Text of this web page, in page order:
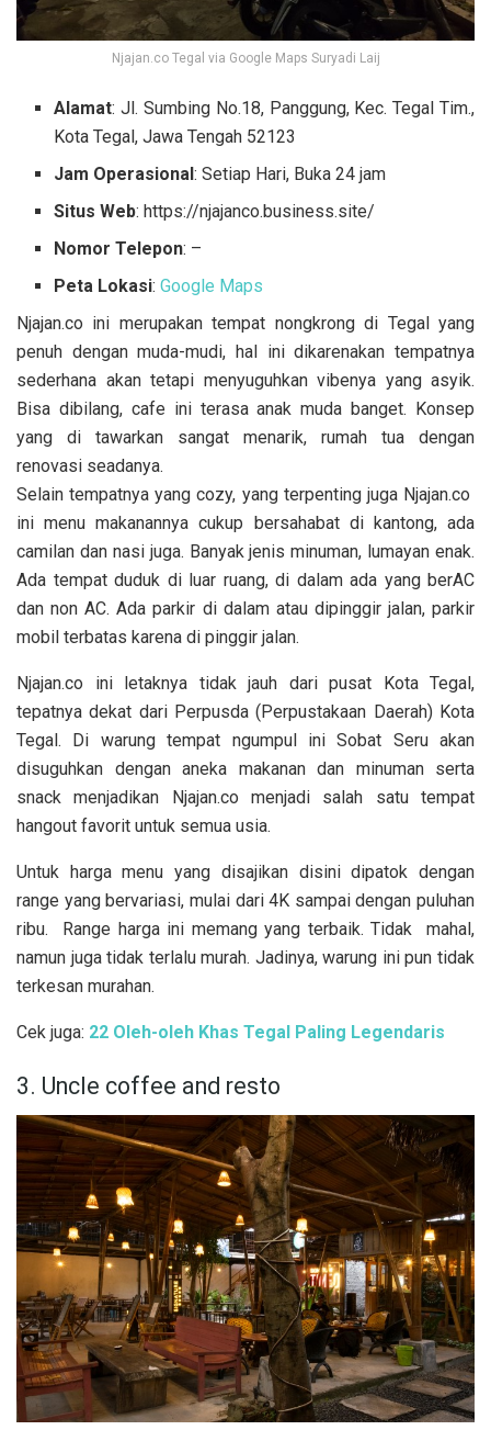
Njajan.co Tegal via Google Maps Suryadi Laij
Alamat: Jl. Sumbing No.18, Panggung, Kec. Tegal Tim.,
Kota Tegal, Jawa Tengah 52123
Jam Operasional: Setiap Hari, Buka 24 jam
Situs Web: https://njajanco.business.site/
Nomor Telepon: –
Peta Lokasi:Google Maps
Njajan.co ini merupakan tempat nongkrong di Tegal yang
penuh dengan muda-mudi, hal ini dikarenakan tempatnya
sederhana akan tetapi menyuguhkan vibenya yang asyik.
Bisa dibilang, cafe ini terasa anak muda banget. Konsep
yang di tawarkan sangat menarik, rumah tua dengan
renovasi seadanya.
Selain tempatnya yang cozy, yang terpenting juga Njajan.co
ini menu makanannya cukup bersahabat di kantong, ada
camilan dan nasi juga. Banyak jenis minuman, lumayan enak.
Ada tempat duduk di luar ruang, di dalam ada yang berAC
dan non AC. Ada parkir di dalam atau dipinggir jalan, parkir
mobil terbatas karena di pinggir jalan.
Njajan.co ini letaknya tidak jauh dari pusat Kota Tegal,
tepatnya dekat dari Perpusda (Perpustakaan Daerah) Kota
Tegal. Di warung tempat ngumpul ini Sobat Seru akan
disuguhkan dengan aneka makanan dan minuman serta
snack menjadikan Njajan.co menjadi salah satu tempat
hangout favorit untuk semua usia.
Untuk harga menu yang disajikan disini dipatok dengan
range yang bervariasi, mulai dari 4K sampai dengan puluhan
ribu. Range harga ini memang yang terbaik. Tidak mahal,
namun juga tidak terlalu murah. Jadinya, warung ini pun tidak
terkesan murahan.
Cek juga: 22 Oleh-oleh Khas Tegal Paling Legendaris
3. Uncle coffee and resto